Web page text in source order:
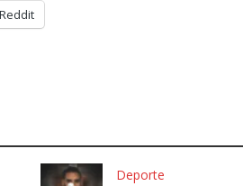
Reddit
Deporte